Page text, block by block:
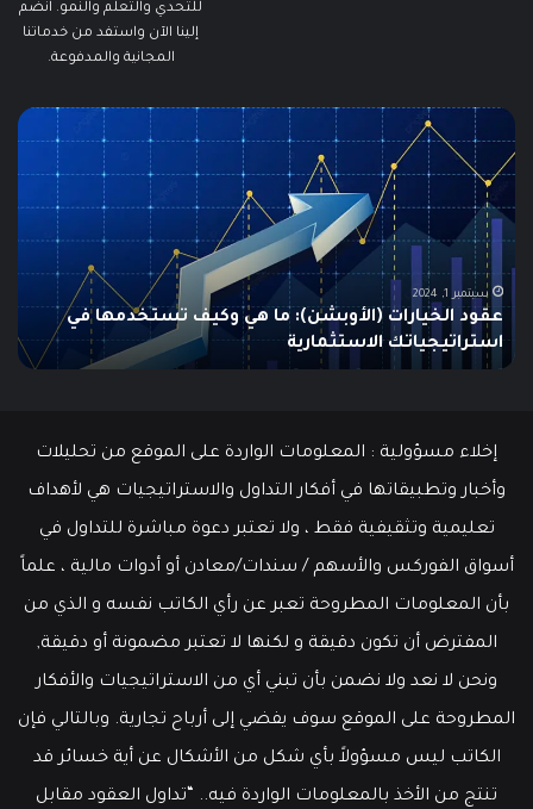
للتحدي والتعلم والنمو. انضم
إلينا الآن واستفد من خدماتنا
المجانية والمدفوعة.
مطالبات
البطالة
في
الولايات
المتحدة
تنخفض
إلى
أدنى
مستوى
منذ
مايو
عمل
سبتمبر 19, 2024
مطالبات البطالة في الولايات المتحدة تنخفض إلى أدنى
مستوى منذ مايو وسط سوق عمل قوي
إخلاء مسؤولية : المعلومات الواردة على الموقع من تحليلات
وأخبار وتطبيقاتها في أفكار التداول والاستراتيجيات هي لأهداف
تعليمية وتثقيفية فقط ، ولا تعتبر دعوة مباشرة للتداول في
أسواق الفوركس والأسهم / سندات/معادن أو أدوات مالية ، علماً
بأن المعلومات المطروحة تعبر عن رأي الكاتب نفسه و الذي من
المفترض أن تكون دقيقة و لكنها لا تعتبر مضمونة أو دقيقة,
ونحن لا نعد ولا نضمن بأن تبني أي من الاستراتيجيات والأفكار
المطروحة على الموقع سوف يفضي إلى أرباح تجارية. وبالتالي فإن
الكاتب ليس مسؤولاً بأي شكل من الأشكال عن أية خسائر قد
تنتج من الأخذ بالمعلومات الواردة فيه.. “تداول العقود مقابل